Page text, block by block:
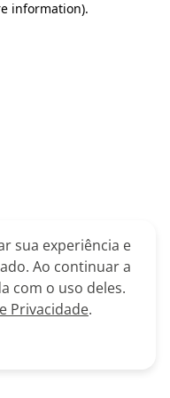
information).
sua experiência e
Ao continuar a
com o uso deles.
Privacidade.